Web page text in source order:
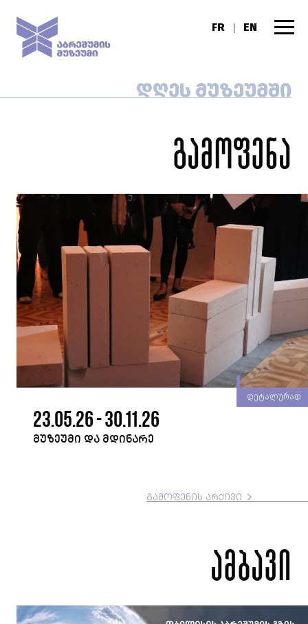
FR | EN
ᲓᲦᲔᲡ ᲛᲣᲖᲔᲣᲛᲨᲘ
გამოფენა
დეტალურად
23.05.26 - 30.11.26
ᲛᲣᲖᲔᲣᲛᲘ ᲓᲐ ᲛᲓᲘᲜᲐᲠᲔ
ᲒᲐᲛᲝᲤᲔᲜᲘᲡ ᲐᲠᲥᲘᲕᲘ
ამბავი